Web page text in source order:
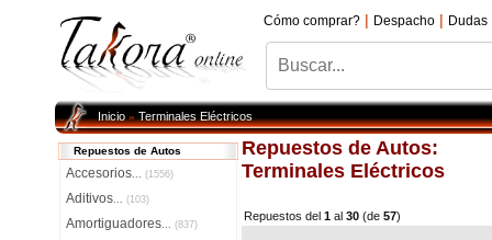
Cómo comprar? | Despacho | Dudas
Inicio»Terminales Eléctricos
Repuestos de Autos
Accesorios... (1556)
Aditivos... (103)
Amortiguadores... (837)
Repuestos de Autos:
Terminales Eléctricos
Repuestos del 1 al 30 (de 57)